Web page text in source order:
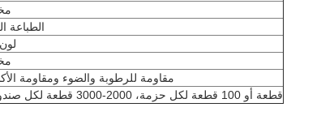
الطباعة
مقاومة للرطوبة والضوء ومقاومة
50 قطعة أو 100 قطعة لكل حزمة، 2000-3000 قطعة لكل صندوق